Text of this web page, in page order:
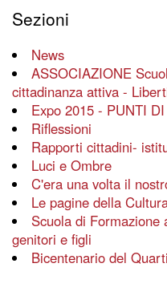
Sezioni
News
ASSOCIAZIONE
cittadinanza attiva -
Expo 2015 - PUNTI
Riflessioni
Rapporti cittadini-
Luci e Ombre
C'era una volta il
Le pagine della
Scuola di
genitori e figli
Bicentenario del